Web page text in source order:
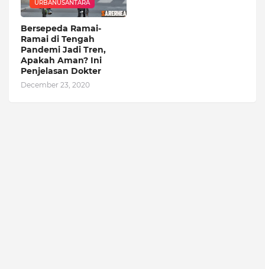
URBANUSANTARA
Bersepeda Ramai-
Ramai di Tengah
Pandemi Jadi Tren,
Apakah Aman? Ini
Penjelasan Dokter
December 23, 2020